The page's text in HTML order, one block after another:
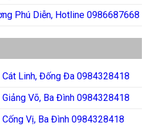
Phú Diễn, Hotline 0986687668
Linh, Đống Đa 0984328418
Võ, Ba Đình 0984328418
Vị, Ba Đình 0984328418